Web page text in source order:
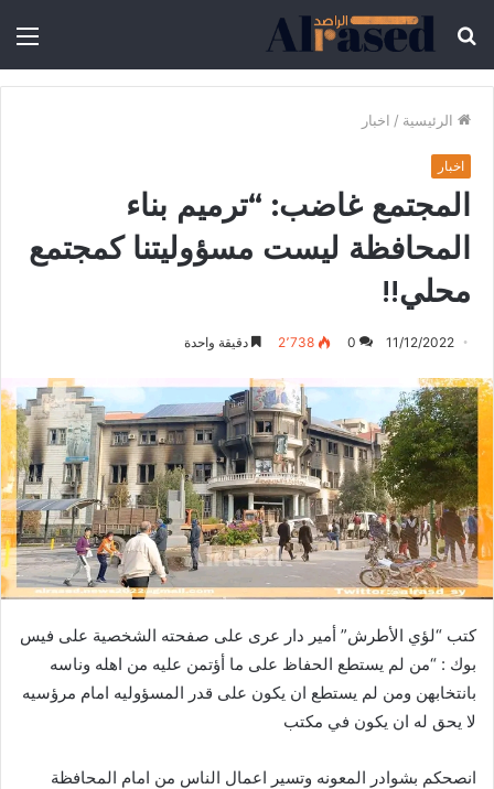
الرئيسية / اخبار
اخبار
المجتمع غاضب: “ترميم بناء
المحافظة ليست مسؤوليتنا كمجتمع
محلي!!
11/12/2022
0 2٬738 دقيقة واحدة
كتب “لؤي الأطرش” أمير دار عرى على صفحته الشخصية على فيس
بوك : “من لم يستطع الحفاظ على ما أؤتمن عليه من اهله وناسه
بانتخابهن ومن لم يستطع ان يكون على قدر المسؤوليه امام مرؤسيه
لا يحق له ان يكون في مكتب
انصحكم بشوادر المعونه وتسير اعمال الناس من امام المحافظة